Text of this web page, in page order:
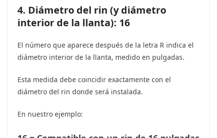
4. Diámetro del rin (y diámetro
interior de la llanta): 16
El número que aparece después de la letra R indica el
diámetro interior de la llanta, medido en pulgadas.
Esta medida debe coincidir exactamente con el
diámetro del rin donde será instalada.
En nuestro ejemplo: